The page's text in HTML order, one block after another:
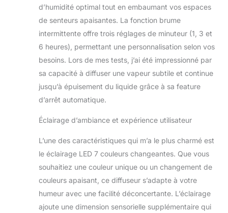
ambiance vive à votre pièce. Utilisant
la technologie ultrasonique, il produit
une brume superfine. Elle sert
également de veilleuse pour les
jeunes enfants qui ont peur de
l'obscurité. Super silencieux : le
diffuseur d'arômes Inrorans utilise
une technologie ultrasonique
avancée, fonctionnant
silencieusement avec un niveau de
d'aromathérapie est parfait pour une
relaxation, réduisant le stress et
améliorant la qualité du sommeil en
apaisant à la fois le corps et l'esprit.
Garantie de qualité : le diffuseur
électrique mignon INRORNAS a une
garantie satisfait ou remboursé de 30
jours et une garantie de
d’humidité optimal tout en embaumant vos espaces
de senteurs apaisantes. La fonction brume
intermittente offre trois réglages de minuteur (1, 3 et
6 heures), permettant une personnalisation selon vos
besoins. Lors de mes tests, j’ai été impressionné par
sa capacité à diffuser une vapeur subtile et continue
jusqu’à épuisement du liquide grâce à sa feature
d’arrêt automatique.
Éclairage d’ambiance et expérience utilisateur
L’une des caractéristiques qui m’a le plus charmé est
le éclairage LED 7 couleurs changeantes. Que vous
souhaitiez une couleur unique ou un changement de
couleurs apaisant, ce diffuseur s’adapte à votre
humeur avec une facilité déconcertante. L’éclairage
ajoute une dimension sensorielle supplémentaire qui